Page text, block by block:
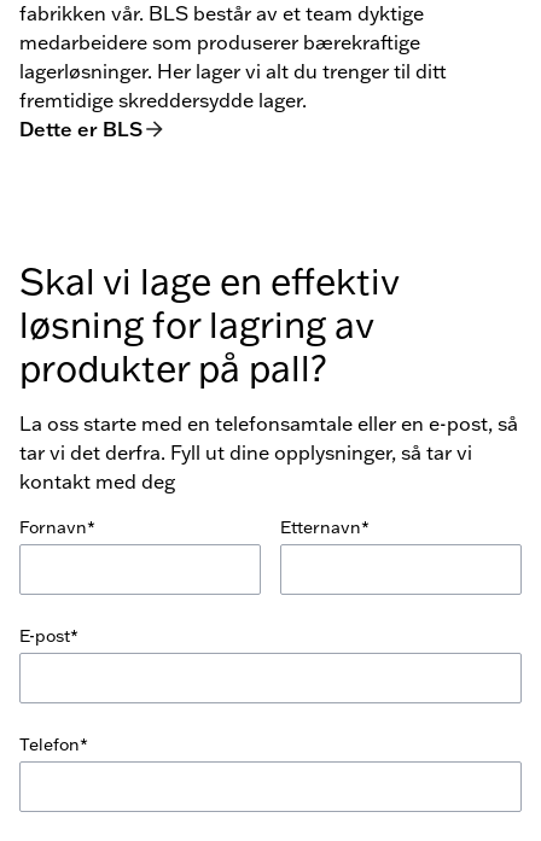
fabrikken vår. BLS består av et team dyktige
medarbeidere som produserer bærekraftige
lagerløsninger. Her lager vi alt du trenger til ditt
fremtidige skreddersydde lager.
Dette er BLS
Skal vi lage en effektiv
løsning for lagring av
produkter på pall?
La oss starte med en telefonsamtale eller en e-post, så
tar vi det derfra. Fyll ut dine opplysninger, så tar vi
kontakt med deg
Fornavn* Etternavn*
E-post*
Telefon*